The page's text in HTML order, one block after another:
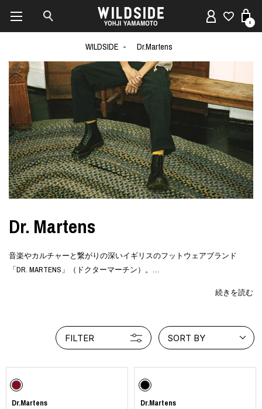
0
WILDSIDE Dr.Martens
Dr. Martens
音楽やカルチャーと繋がりの深いイギリスのフットウェアブランド
「DR. MARTENS」（ドクターマーチン）。
ズなどの定番スタイルから最新作に至るまで、多種多様な人々に愛され
英国ノーザンプトンの工房で、選りすぐりの素材を使い、職人の手仕事
で作られる「MADE IN ENGLAND」コレクションのオールジェンダーアイ
jp.drmartens.com
続きを読む
FILTER SORT BY
Dr.Martens Dr.Martens